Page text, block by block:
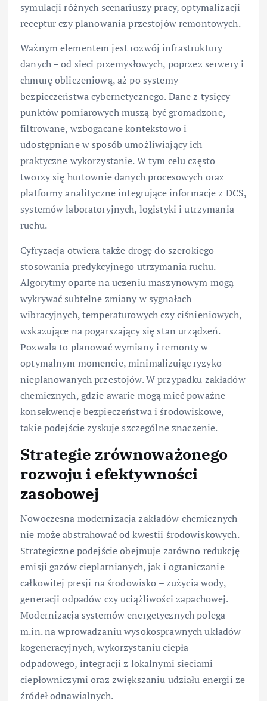
symulacji różnych scenariuszy pracy, optymalizacji
receptur czy planowania przestojów remontowych.
Ważnym elementem jest rozwój infrastruktury
danych – od sieci przemysłowych, poprzez serwery i
chmurę obliczeniową, aż po systemy
bezpieczeństwa cybernetycznego. Dane z tysięcy
punktów pomiarowych muszą być gromadzone,
filtrowane, wzbogacane kontekstowo i
udostępniane w sposób umożliwiający ich
praktyczne wykorzystanie. W tym celu często
tworzy się hurtownie danych procesowych oraz
platformy analityczne integrujące informacje z DCS,
systemów laboratoryjnych, logistyki i utrzymania
ruchu.
Cyfryzacja otwiera także drogę do szerokiego
stosowania predykcyjnego utrzymania ruchu.
Algorytmy oparte na uczeniu maszynowym mogą
wykrywać subtelne zmiany w sygnałach
wibracyjnych, temperaturowych czy ciśnieniowych,
wskazujące na pogarszający się stan urządzeń.
Pozwala to planować wymiany i remonty w
optymalnym momencie, minimalizując ryzyko
nieplanowanych przestojów. W przypadku zakładów
chemicznych, gdzie awarie mogą mieć poważne
konsekwencje bezpieczeństwa i środowiskowe,
takie podejście zyskuje szczególne znaczenie.
Strategie zrównoważonego
rozwoju i efektywności
zasobowej
Nowoczesna modernizacja zakładów chemicznych
nie może abstrahować od kwestii środowiskowych.
Strategiczne podejście obejmuje zarówno redukcję
emisji gazów cieplarnianych, jak i ograniczanie
całkowitej presji na środowisko – zużycia wody,
generacji odpadów czy uciążliwości zapachowej.
Modernizacja systemów energetycznych polega
m.in. na wprowadzaniu wysokosprawnych układów
kogeneracyjnych, wykorzystaniu ciepła
odpadowego, integracji z lokalnymi sieciami
ciepłowniczymi oraz zwiększaniu udziału energii ze
źródeł odnawialnych.